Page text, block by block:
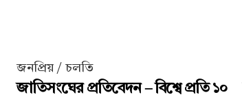
জনপ্রিয় / চলতি
জাতিসংঘের প্রতিবেদন – বিশ্বে প্রতি ১০